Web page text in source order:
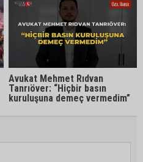
Avukat Mehmet Rıdvan
Tanrıöver: “Hiçbir basın
kuruluşuna demeç vermedim”